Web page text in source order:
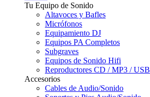
Tu Equipo de Sonido
Altavoces y Bafles
Micrófonos
Equipamiento DJ
Equipos PA Completos
Subgraves
Equipos de Sonido Hifi
Reproductores CD / MP3 / USB
Accesorios
Cables de Audio/Sonido